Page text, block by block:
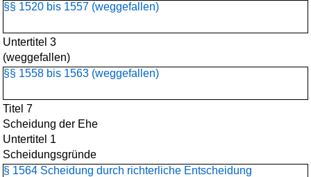
§§ 1520 bis 1557 (weggefallen)
Untertitel 3
(weggefallen)
§§ 1558 bis 1563 (weggefallen)
Titel 7
Scheidung der Ehe
Untertitel 1
Scheidungsgründe
§ 1564 Scheidung durch richterliche Entscheidung